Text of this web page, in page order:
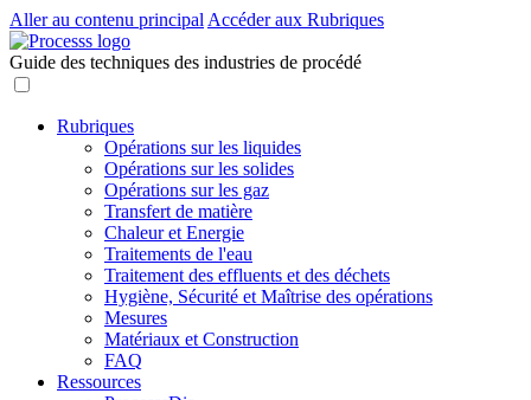
Aller au contenu principal Accéder aux Rubriques
Guide des techniques des industries de procédé
Rubriques
Opérations sur les liquides
Opérations sur les solides
Opérations sur les gaz
Transfert de matière
Chaleur et Energie
Traitements de l'eau
Traitement des effluents et des déchets
Hygiène, Sécurité et Maîtrise des opérations
Mesures
Matériaux et Construction
FAQ
Ressources